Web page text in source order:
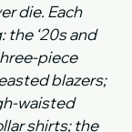
die. Each
the ‘20s and
piece
blazers;
waisted
shirts; the